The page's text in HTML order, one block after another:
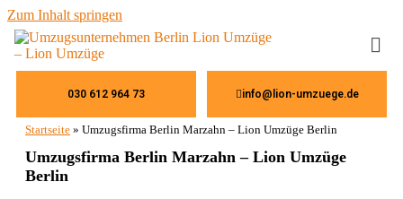
Zum Inhalt springen
030 612 964 73 info@lion-umzuege.de
Startseite » Umzugsfirma Berlin Marzahn – Lion Umzüge Berlin
Umzugsfirma Berlin Marzahn – Lion Umzüge
Berlin